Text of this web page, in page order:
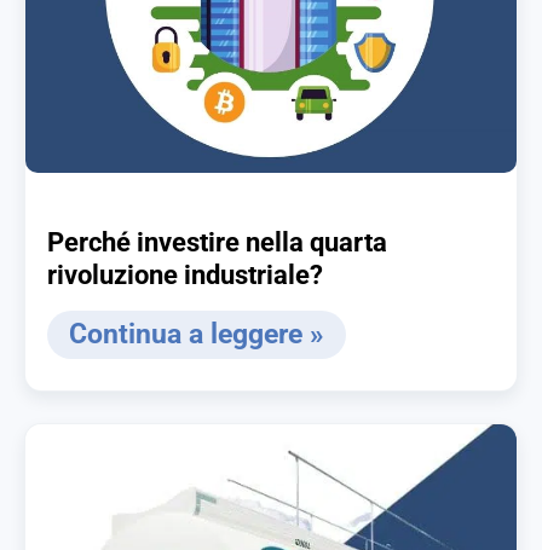
Perché investire nella quarta
rivoluzione industriale?
Continua a leggere »